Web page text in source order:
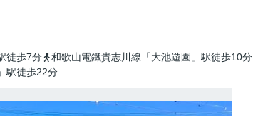
徒歩7分
和歌山電鐵貴志川線「大池遊園」駅徒歩10分
駅徒歩22分